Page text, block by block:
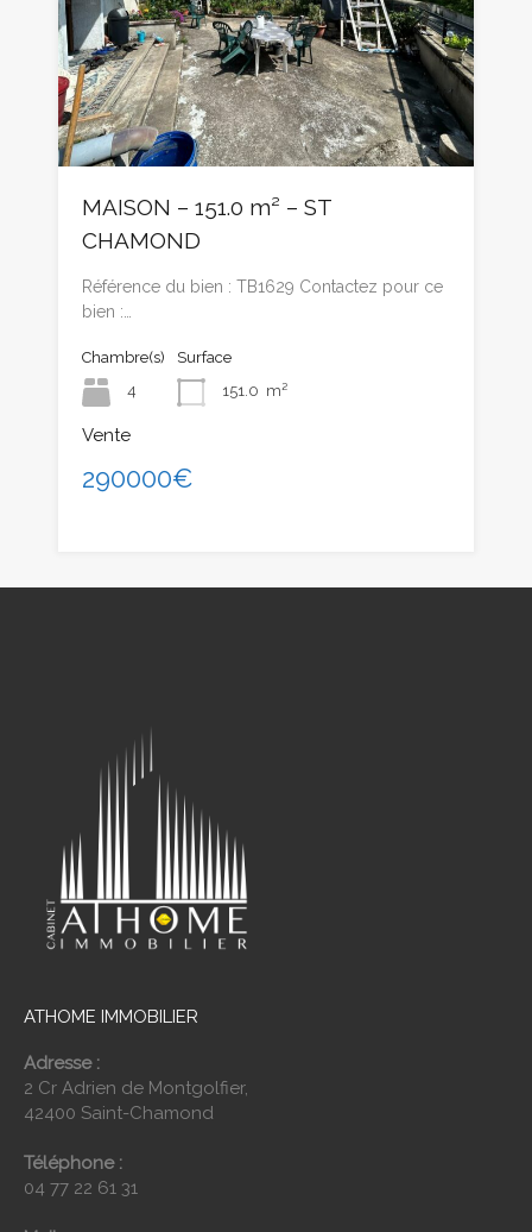
MAISON – 151.0 m² – ST
CHAMOND
Référence du bien : TB1629 Contactez pour ce
bien :…
Chambre(s)
4
Surface
151.0 m²
Vente
290000€
ATHOME IMMOBILIER
Adresse :
2 Cr Adrien de Montgolfier,
42400 Saint-Chamond
Téléphone :
04 77 22 61 31